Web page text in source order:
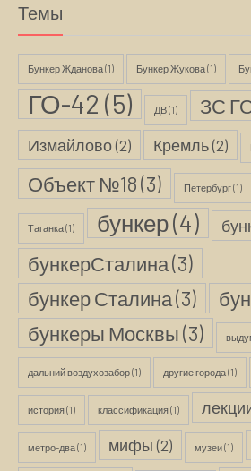
Темы
Бункер Жданова(1) Бункер Жукова(1)
ГО-42 (5) ДВ(1) ЗС
Измайлово(2) Кремль(2)
Объект №18(3) Петербург(1)
Таганка(1) бункер(4)
бункерСталина(3)
бункер Сталина(3)
бункеры Москвы(3)
дальний воздухозабор(1) другие города(1)
история(1) классификация(1)
метро-два(1) мифы(2) музеи(1)